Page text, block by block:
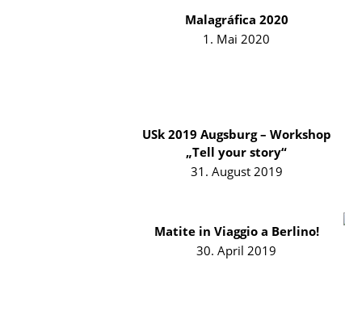
Malagráfica 2020
1. Mai 2020
USk 2019 Augsburg – Workshop
„Tell your story“
31. August 2019
Matite in Viaggio a Berlino!
30. April 2019